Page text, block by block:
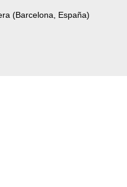
(Barcelona, España)